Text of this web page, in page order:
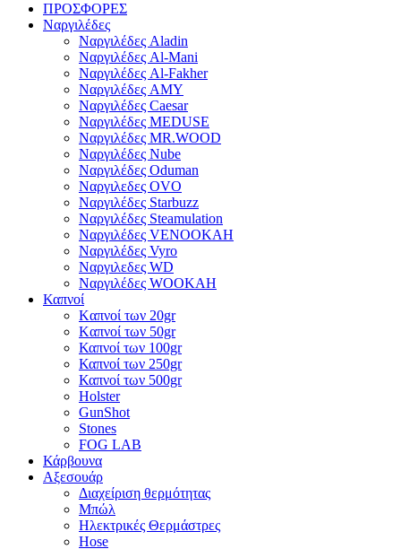
ΠΡΟΣΦΟΡΕΣ
Ναργιλέδες
Ναργιλέδες Aladin
Ναργιλέδες Al-Mani
Ναργιλέδες Al-Fakher
Ναργιλέδες AΜΥ
Ναργιλέδες Caesar
Ναργιλέδες MEDUSE
Ναργιλέδες MR.WOOD
Ναργιλέδες Nube
Ναργιλέδες Oduman
Ναργιλεδες OVO
Ναργιλέδες Starbuzz
Ναργιλέδες Steamulation
Ναργιλέδες VENOOKAH
Ναργιλέδες Vyro
Ναργιλεδες WD
Ναργιλέδες WOOKAH
Καπνοί
Kαπνοί των 20gr
Kαπνοί των 50gr
Καπνοί των 100gr
Καπνοί των 250gr
Καπνοί των 500gr
Holster
GunShot
Stones
FOG LAB
Κάρβουνα
Αξεσουάρ
Διαχείριση θερμότητας
Μπώλ
Ηλεκτρικές Θερμάστρες
Hose